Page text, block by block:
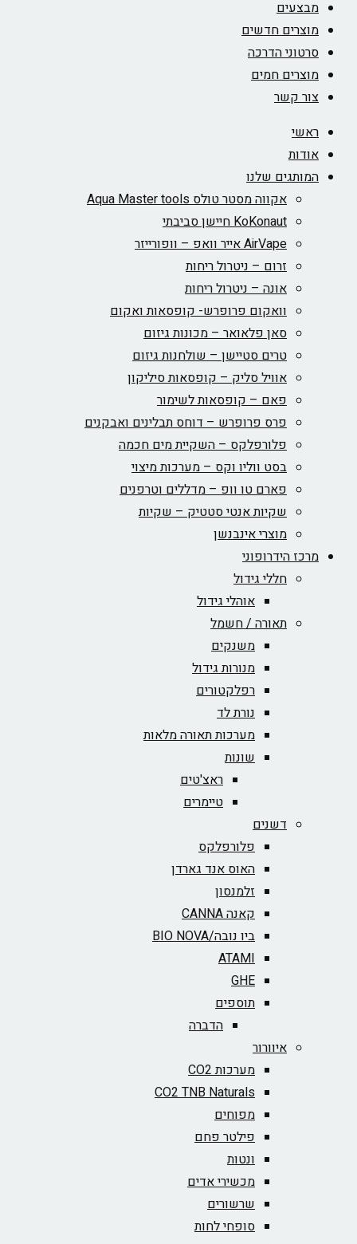
מבצעים
מוצרים חדשים
סרטוני הדרכה
מוצרים חמים
צור קשר
ראשי
אודות
המותגים שלנו
אקווה מסטר טולס Aqua Master tools
KoKonaut חיישן סביבתי
AirVape אייר וואפ – וופורייזר
זרום – ניטרול ריחות
אונה – ניטרול ריחות
וואקום פרופרש- קופסאות ואקום
סאן פלאואר – מכונות גיזום
טרים סטיישן – שולחנות גיזום
אוויל סליק – קופסאות סיליקון
פאם – קופסאות לשימור
פרס פרופרש – דוחס תבלינים ואבקנים
פלורפלקס – השקיית מים חכמה
בסט ווליו וקס – מערכות מיצוי
פארם טו וופ – מדללים וטרפנים
שקיות אנטי סטטיק – שקיות
מוצרי אינבנשן
מרכז הידרופוני
חללי גידול
אוהלי גידול
תאורה / חשמל
משנקים
מנורות גידול
רפלקטורים
נורת לד
מערכות תאורה מלאות
שונות
ראצ'טים
טיימרים
דשנים
פלורפלקס
האוס אנד גארדן
זלמנסון
קאנה CANNA
ביו נובה/BIO NOVA‏
ATAMI
GHE
תוספים
הדברה
איוורור
מערכות CO2
CO2 TNB Naturals
מפוחים
פילטר פחם
ונטות
מכשירי אדים
שרשורים
סופחי לחות